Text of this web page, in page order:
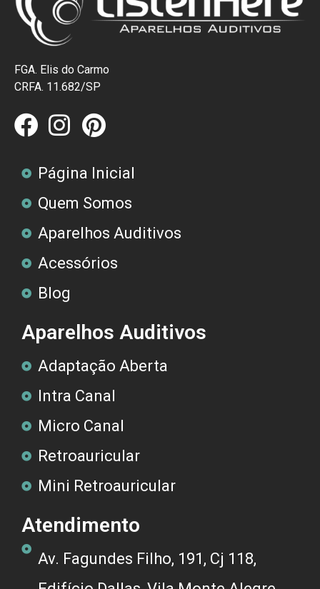
FGA. Elis do Carmo
CRFA. 11.682/SP
Página Inicial
Quem Somos
Aparelhos Auditivos
Acessórios
Blog
Aparelhos Auditivos
Adaptação Aberta
Intra Canal
Micro Canal
Retroauricular
Mini Retroauricular
Atendimento
Av. Fagundes Filho, 191, Cj 118,